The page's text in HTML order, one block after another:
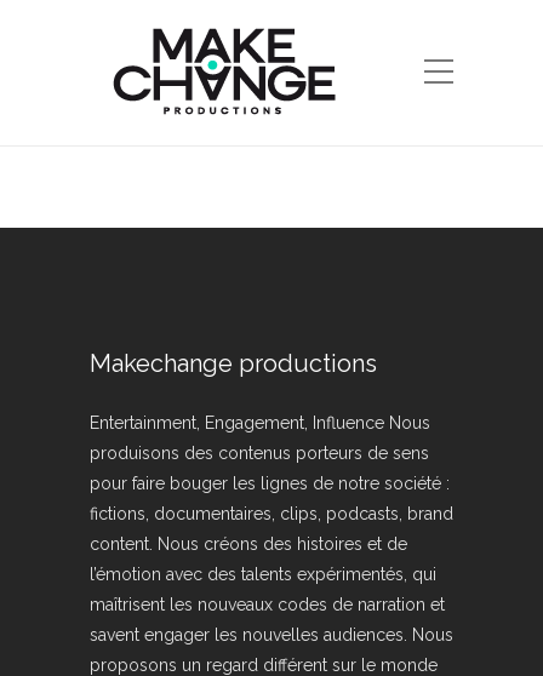
Makechange productions
Entertainment, Engagement, Influence Nous
produisons des contenus porteurs de sens
pour faire bouger les lignes de notre société :
fictions, documentaires, clips, podcasts, brand
content. Nous créons des histoires et de
l’émotion avec des talents expérimentés, qui
maîtrisent les nouveaux codes de narration et
savent engager les nouvelles audiences. Nous
proposons un regard différent sur le monde